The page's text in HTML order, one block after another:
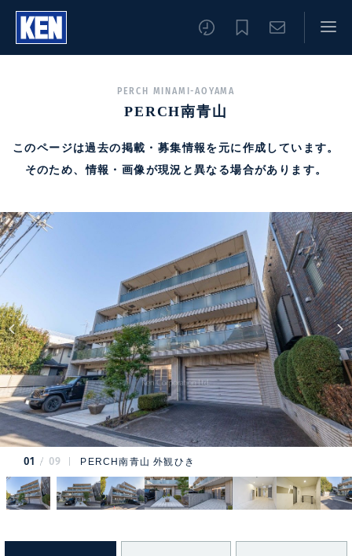
PERCH MINAMI-AOYAMA
PERCH南青山
このページは過去の掲載・募集情報を元に作成しています。
そのため、情報・画像が現況と異なる場合があります。
01 09 PERCH南青山 外観ひき